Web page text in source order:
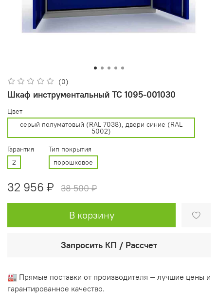
(0)
Шкаф инструментальный ТС 1095-001030
Цвет
cерый полуматовый (RAL 7038), двери синие (RAL
5002)
Гарантия
2
Тип покрытия
порошковое
32 956 ₽ 38 500 ₽
В корзину
Запросить КП / Рассчет
🏭 Прямые поставки от производителя — лучшие цены и
гарантированное качество.